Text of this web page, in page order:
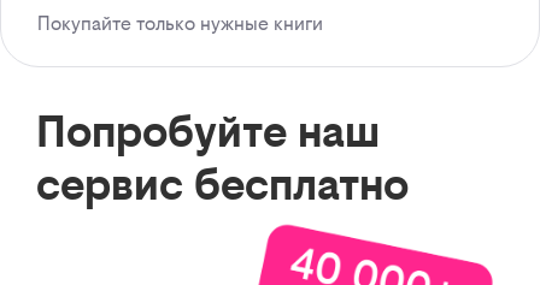
Покупайте только нужные книги
Попробуйте наш
сервис бесплатно